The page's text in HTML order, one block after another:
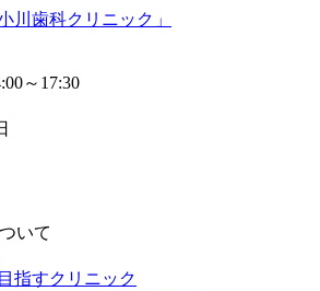
～17:30
いて
指すクリニック